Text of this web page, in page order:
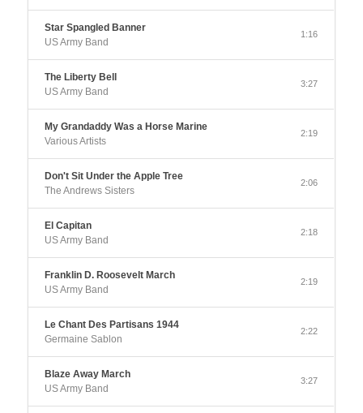
Star Spangled Banner
US Army Band
1:16
The Liberty Bell
US Army Band
3:27
My Grandaddy Was a Horse Marine
Various Artists
2:19
Don't Sit Under the Apple Tree
The Andrews Sisters
2:06
El Capitan
US Army Band
2:18
Franklin D. Roosevelt March
US Army Band
2:19
Le Chant Des Partisans 1944
Germaine Sablon
2:22
Blaze Away March
US Army Band
3:27